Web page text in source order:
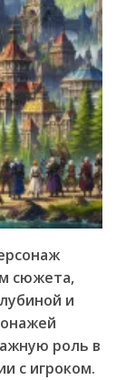
сюжета,
и
роль в
с игроком.